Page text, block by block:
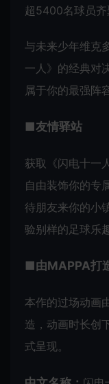
超5400名球员齐
与未来少年维克
一人》的经典对
属于你的最强阵
■友情驿站
获取《闪电十一
自由装饰你的专
待朋友来你的小
验别样的足球乐
■由MAPPA打
本作的过场动画
造，动画时长创
式呈现。